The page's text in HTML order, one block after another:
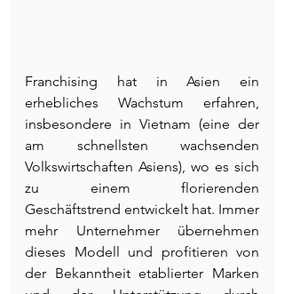
Franchising hat in Asien ein
erhebliches Wachstum erfahren,
insbesondere in Vietnam (eine der
am schnellsten wachsenden
Volkswirtschaften Asiens), wo es sich
zu einem florierenden
Geschäftstrend entwickelt hat. Immer
mehr Unternehmer übernehmen
dieses Modell und profitieren von
der Bekanntheit etablierter Marken